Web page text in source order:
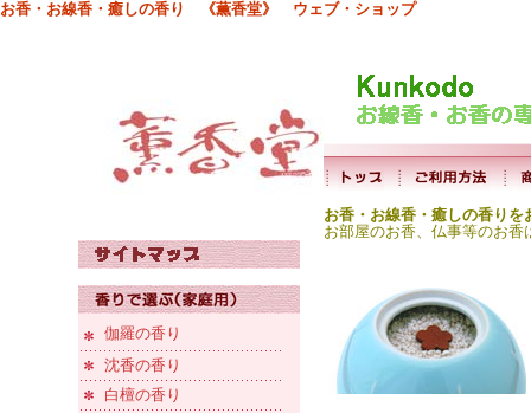
お香・お線香・癒しの香り 《薫香堂》 ウェブ・ショップ
お香・お線香・癒しの香り
お部屋のお香、仏事等のお
伽羅の香り
沈香の香り
白檀の香り